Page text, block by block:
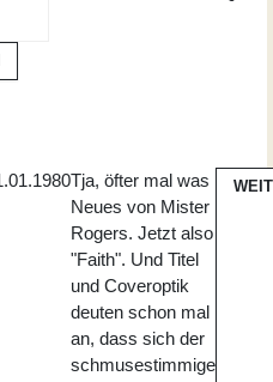
Tja, öfter mal was
Neues von Mister
Rogers. Jetzt also
"Faith". Und Titel
und Coveroptik
deuten schon mal
an, dass sich der
schmusestimmige